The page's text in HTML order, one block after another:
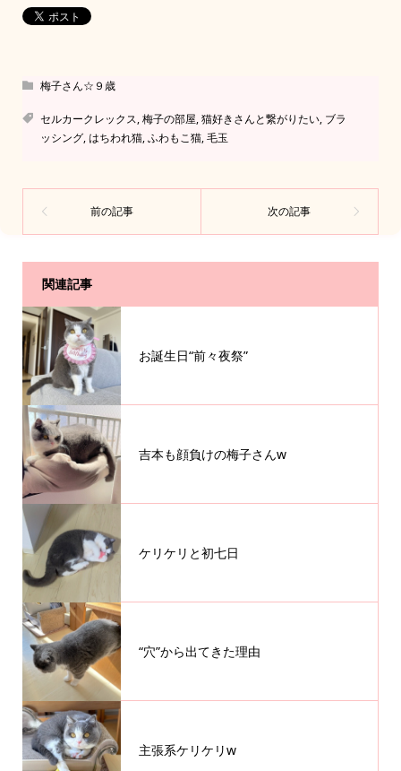
梅子さん☆９歳
セルカークレックス,梅子の部屋,猫好きさんと繋がりたい, ブラ
ッシング,はちわれ猫,ふわもこ猫,毛玉
関連記事
お誕生日“前々夜祭”
吉本も顔負けの梅子さんw
ケリケリと初七日
“穴”から出てきた理由
主張系ケリケリw